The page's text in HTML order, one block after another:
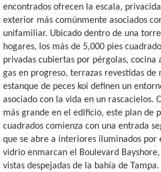
encontrados ofrecen la escala,
exterior más comúnmente asociados
unifamiliar. Ubicado dentro de una
hogares, los más de 5,000 pies
privadas cubiertas por pérgolas,
gas en progreso, terrazas revestidas
estanque de peces koi definen un
asociado con la vida en un rascacielos.
más grande en el edificio, este plan de
cuadrados comienza con una entrada
que se abre a interiores iluminados por
vidrio enmarcan el Boulevard
vistas despejadas de la bahía de